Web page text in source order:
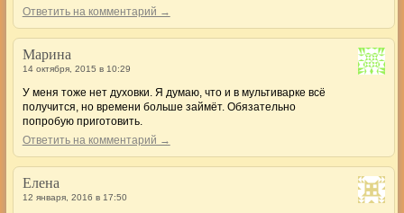
Ответить на комментарий →
Марина
14 октября, 2015 в 10:29
У меня тоже нет духовки. Я думаю, что и в мультиварке всё
получится, но времени больше займёт. Обязательно
попробую приготовить.
Ответить на комментарий →
Елена
12 января, 2016 в 17:50